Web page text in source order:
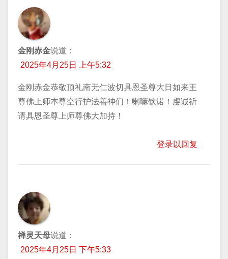
金刚赤金说道：
2025年4月25日 上午5:32
金刚赤金恭敬顶礼南无仁波切具恩圣尊大日如来王
尊佛上师本尊空行护法善神们！喇嘛钦诺！虔诚祈
请具恩圣尊上师尊佛大加持！
登录以回复
禅灵天母说道：
2025年4月25日 下午5:33